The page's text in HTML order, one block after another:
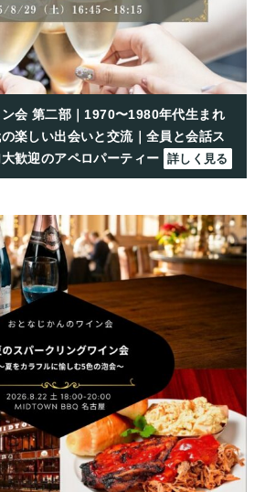
ン会 第二部｜1970〜1980年代生まれ
の楽しい出会いと交流｜全員と会話ス
歓迎のアペロパーティー 詳しく見る